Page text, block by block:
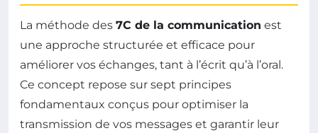
La méthode des 7C de la communication est
une approche structurée et efficace pour
améliorer vos échanges, tant à l’écrit qu’à l’oral.
Ce concept repose sur sept principes
fondamentaux conçus pour optimiser la
transmission de vos messages et garantir leur